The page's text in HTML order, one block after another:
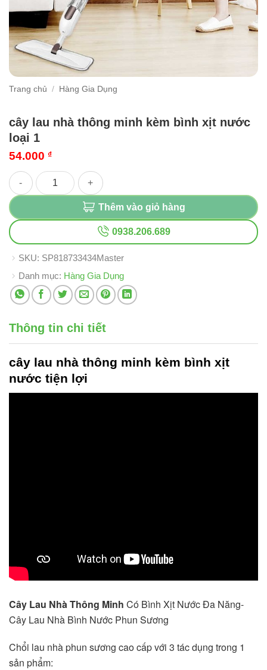
Trang chủ / Hàng Gia Dụng
cây lau nhà thông minh kèm bình xịt nước
loại 1
54.000 ₫
cây lau nhà thông minh kèm bình xịt nước loại 1 số lượng
Thêm vào giỏ hàng
0938.206.689
SKU: SP818733434Master
Danh mục: Hàng Gia Dụng
Thông tin chi tiết
cây lau nhà thông minh kèm bình xịt
nước tiện lợi
Cây Lau Nhà Thông Minh Có Bình Xịt Nước Đa Năng-
Cây Lau Nhà Bình Nước Phun Sương
Chổi lau nhà phun sương cao cấp với 3 tác dụng trong 1
sản phẩm: